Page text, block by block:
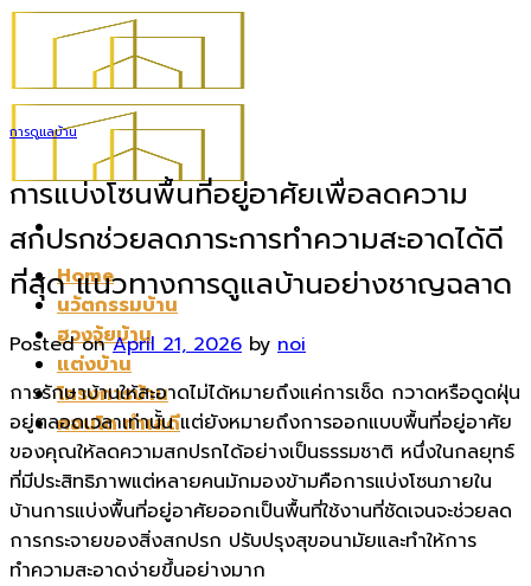
Skip
content
Home
นวัตกรรมบ้าน
ฮวงจุ้ยบ้าน
แต่งบ้าน
โครงการบ้าน
คอนโด ทำเลดี
การดูแลบ้าน
การแบ่งโซนพื้นที่อยู่อาศัยเพื่อลดความ
สกปรกช่วยลดภาระการทำความสะอาดได้ดี
ที่สุด แนวทางการดูแลบ้านอย่างชาญฉลาด
Posted onApril 21, 2026 by noi
การรักษาบ้านให้สะอาดไม่ได้หมายถึงแค่การเช็ด กวาดหรือดูดฝุ่น
อยู่ตลอดเวลาเท่านั้น แต่ยังหมายถึงการออกแบบพื้นที่อยู่อาศัย
ของคุณให้ลดความสกปรกได้อย่างเป็นธรรมชาติ หนึ่งในกลยุทธ์
ที่มีประสิทธิภาพแต่หลายคนมักมองข้ามคือการแบ่งโซนภายใน
บ้านการแบ่งพื้นที่อยู่อาศัยออกเป็นพื้นที่ใช้งานที่ชัดเจนจะช่วยลด
การกระจายของสิ่งสกปรก ปรับปรุงสุขอนามัยและทำให้การ
ทำความสะอาดง่ายขึ้นอย่างมาก